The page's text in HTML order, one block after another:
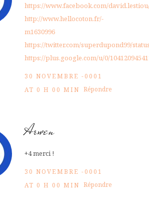
https://www.facebook.com/
http://www.hellocoton.fr/-
m1630996
https://twitter.com/superdupond99/
https://plus.google.com/u/0/
30 NOVEMBRE -0001
AT 0 H 00 MIN Répondre
Arwen
+4 merci !
30 NOVEMBRE -0001
AT 0 H 00 MIN Répondre